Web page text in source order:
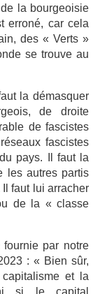
la bourgeoisie
erroné, car cela
des « Verts »
se trouve au
la démasquer
de droite
de fascistes
fascistes
pays. Il faut la
les autres partis
faut lui arracher
de la « classe
par notre
: « Bien sûr,
et la